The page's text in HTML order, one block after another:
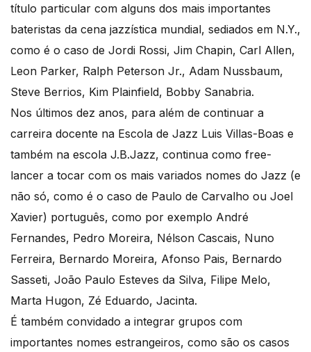
título particular com alguns dos mais importantes
bateristas da cena jazzística mundial, sediados em N.Y.,
como é o caso de Jordi Rossi, Jim Chapin, Carl Allen,
Leon Parker, Ralph Peterson Jr., Adam Nussbaum,
Steve Berrios, Kim Plainfield, Bobby Sanabria.
Nos últimos dez anos, para além de continuar a
carreira docente na Escola de Jazz Luis Villas-Boas e
também na escola J.B.Jazz, continua como free-
lancer a tocar com os mais variados nomes do Jazz (e
não só, como é o caso de Paulo de Carvalho ou Joel
Xavier) português, como por exemplo André
Fernandes, Pedro Moreira, Nélson Cascais, Nuno
Ferreira, Bernardo Moreira, Afonso Pais, Bernardo
Sasseti, João Paulo Esteves da Silva, Filipe Melo,
Marta Hugon, Zé Eduardo, Jacinta.
É também convidado a integrar grupos com
importantes nomes estrangeiros, como são os casos